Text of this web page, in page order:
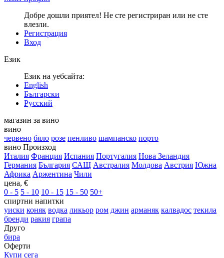
Добре дошли приятел! Не сте регистриран или не сте
влезли.
Регистрация
Вход
Език
Език на уебсайта:
English
Български
Русский
магазин за вино
вино
червено бяло розе пенливо шампанско порто
вино Произход
Италия Франция Испания Португалия Нова Зеландия
Германия България САЩ Австралия Молдова Австрия Южна
Африка Аржентина Чили
цена, €
0 - 5 5 - 10 10 - 15 15 - 50 50+
спиртни напитки
уиски коняк водка ликьор ром джин арманяк калвадос текила
бренди ракия грапа
Друго
бира
Оферти
Купи сега